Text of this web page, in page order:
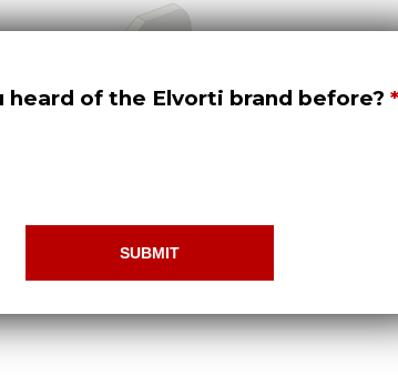
heard of the Elvorti brand before?